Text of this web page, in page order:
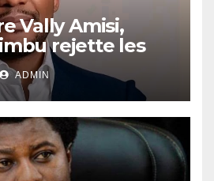
Vally Amisi,
rejette les
et appelle à
établir la
ADMIN